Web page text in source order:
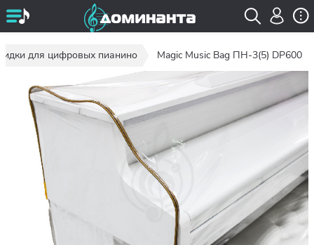
для цифровых пианино Magic Music Bag ПН-3(5) DP600